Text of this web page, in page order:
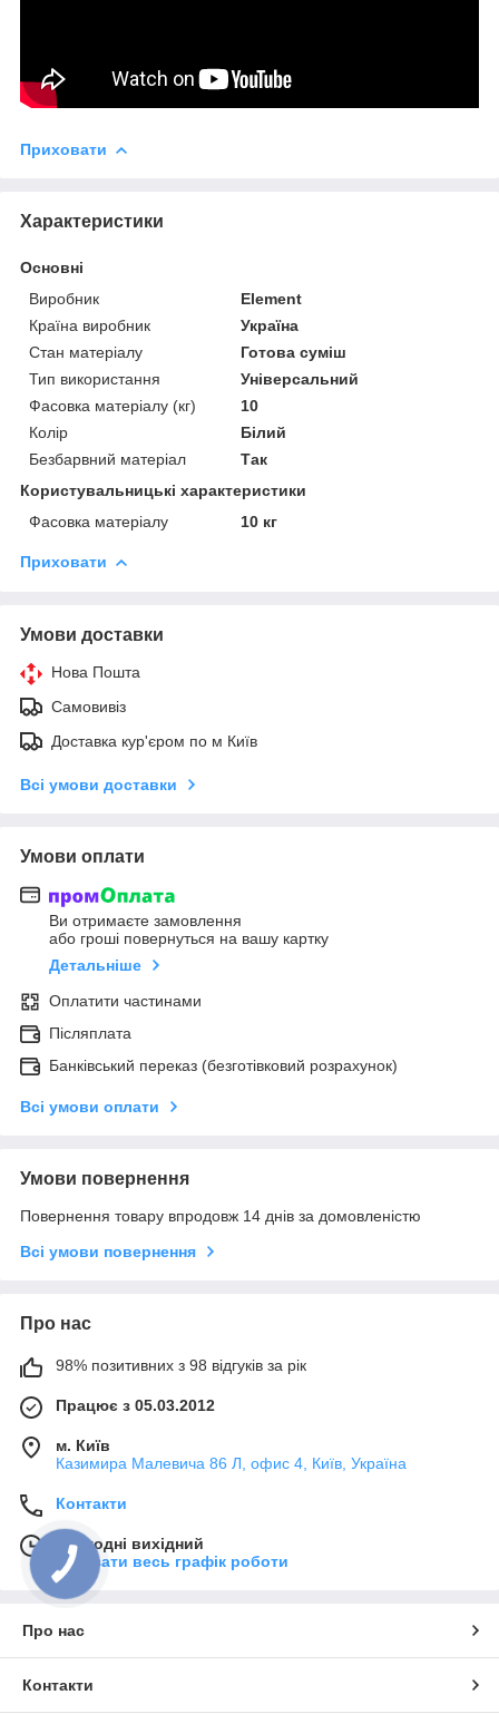
Приховати
Характеристики
Основні
Виробник
Element
Країна виробник
Україна
Стан матеріалу
Готова суміш
Тип використання
Універсальний
Фасовка матеріалу (кг)
10
Колір
Білий
Безбарвний матеріал
Так
Користувальницькі характеристики
Фасовка матеріалу
10 кг
Приховати
Умови доставки
Нова Пошта
Самовивіз
Доставка кур'єром по м Київ
Всі умови доставки
Умови оплати
Ви отримаєте замовлення
або гроші повернуться на вашу картку
Детальніше
Оплатити частинами
Післяплата
Банківський переказ (безготівковий розрахунок)
Всі умови оплати
Умови повернення
Повернення товару впродовж 14 днів за домовленістю
Всі умови повернення
Про нас
98% позитивних з 98 відгуків за рік
Працює з 05.03.2012
м. Київ
Казимира Малевича 86 Л, офис 4, Київ, Україна
Контакти
Сьогодні вихідний
Показати весь графік роботи
Про нас
Контакти